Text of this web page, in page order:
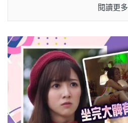
閱讀更多